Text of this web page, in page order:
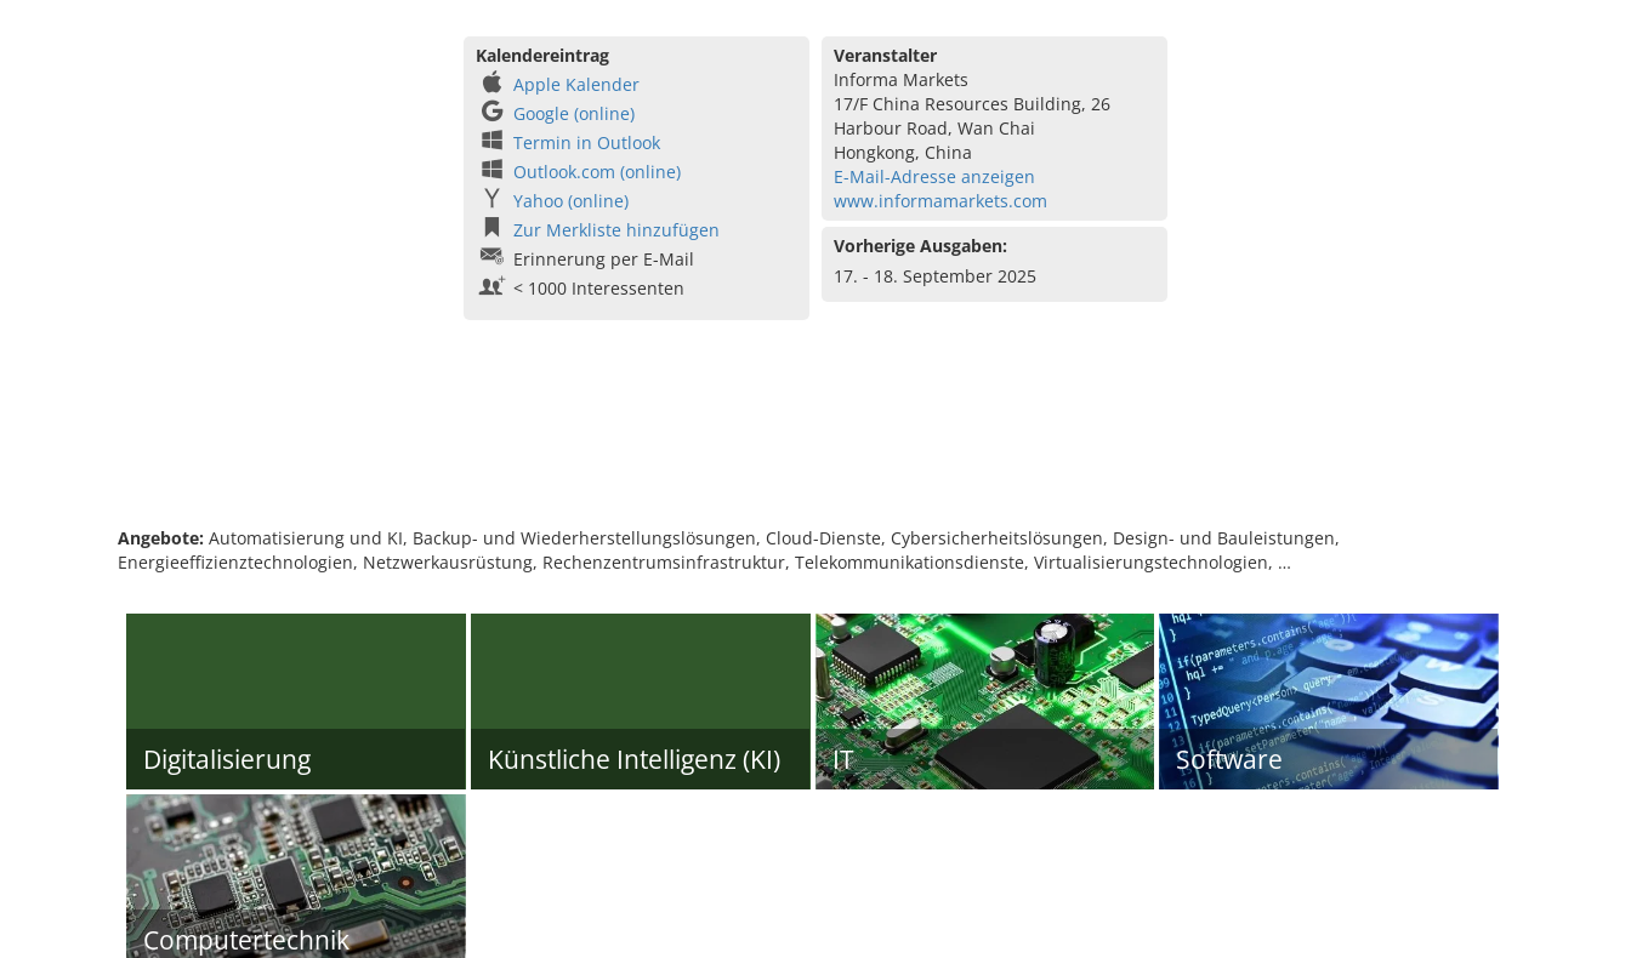
Kalendereintrag
Apple Kalender
Google (online)
Termin in Outlook
Outlook.com (online)
Yahoo (online)
Zur Merkliste hinzufügen
Erinnerung per E-Mail
< 1000 Interessenten
Veranstalter
Informa Markets
17/F China Resources Building, 26
Harbour Road, Wan Chai
Hongkong, China
E-Mail-Adresse anzeigen
www.informamarkets.com
Vorherige Ausgaben:
17. - 18. September 2025
Angebote: Automatisierung und KI, Backup- und Wiederherstellungslösungen, Cloud-Dienste, Cybersicherheitslösungen, Design- und Bauleistungen,
Energieeffizienztechnologien, Netzwerkausrüstung, Rechenzentrumsinfrastruktur, Telekommunikationsdienste, Virtualisierungstechnologien, …
Digitalisierung Künstliche Intelligenz (KI) IT Software
Computertechnik